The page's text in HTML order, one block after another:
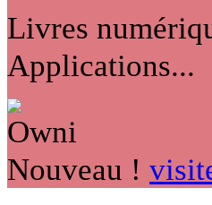
Livres
Applications...
Nouveau !